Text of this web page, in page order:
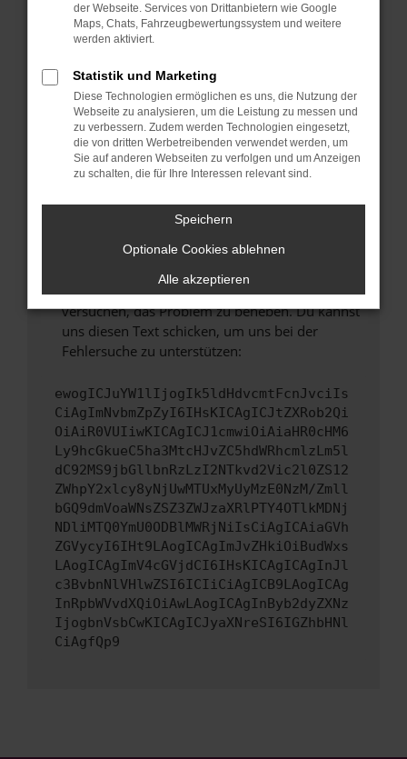
Fenster?
Starte dein Gerät neu.
Probleme zu beheben.
Stelle sicher, dass dein Browser und dein
Betriebssystem auf dem neuesten Stand
sind.
Veraltete Software birgt nicht nur ein
Sicherheitsrisiko, sondern kann auch dazu
führen, dass bestimmte Funktionen nicht mehr
unterstützt werden.
Wende dich an den Webseitenbetreiber.
Wenn du alle oben genannten Schritte versucht
hast, kontaktiere uns bitte. Wir werden
versuchen, das Problem zu beheben. Du kannst
uns diesen Text schicken, um uns bei der
Fehlersuche zu unterstützen:
ewogICJuYW1lIjogIk5ldHdvcmtFcnJvciIs
CiAgImNvbmZpZyI6IHsKICAgICJtZXRob2Qi
OiAiR0VUIiwKICAgICJ1cmwiOiAiaHR0cHM6
Ly9hcGkueC5ha3MtcHJvZC5hdWRhcmlzLm5l
dC92MS9jbGllbnRzLzI2NTkvd2Vic2l0ZS12
ZWhpY2xlcy8yNjUwMTUxMyUyMzE0NzM/Zmll
bGQ9dmVoaWNsZSZ3ZWJzaXRlPTY4OTlkMDNj
NDliMTQ0YmU0ODBlMWRjNiIsCiAgICAiaGVh
ZGVycyI6IHt9LAogICAgImJvZHkiOiBudWxs
LAogICAgImV4cGVjdCI6IHsKICAgICAgInJl
c3BvbnNlVHlwZSI6ICIiCiAgICB9LAogICAg
InRpbWVvdXQiOiAwLAogICAgInByb2dyZXNz
IjogbnVsbCwKICAgICJyaXNreSI6IGZhbHNl
CiAgfQp9
der Webseite. Services von Drittanbietern wie Google
Maps, Chats, Fahrzeugbewertungssystem und weitere
werden aktiviert.
Statistik und Marketing
Diese Technologien ermöglichen es uns, die Nutzung der
Webseite zu analysieren, um die Leistung zu messen und
zu verbessern. Zudem werden Technologien eingesetzt,
die von dritten Werbetreibenden verwendet werden, um
Sie auf anderen Webseiten zu verfolgen und um Anzeigen
zu schalten, die für Ihre Interessen relevant sind.
Speichern
Optionale Cookies ablehnen
Alle akzeptieren